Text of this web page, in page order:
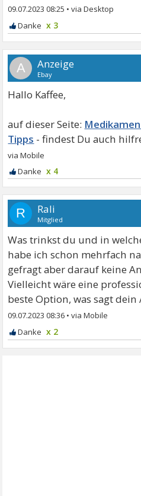
09.07.2023 08:25 •
x 3
A
Hallo Kaffee,
Tipps
x 4
R Rali
Mitglied
Was trinkst du und in
habe ich schon mehrfach
gefragt aber darauf keine
Vielleicht wäre eine
beste Option, was sagt dein
09.07.2023 08:36 •
x 2